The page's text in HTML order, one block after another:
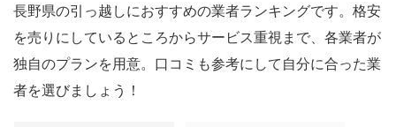
長野県の引っ越しにおすすめの業者ランキングです。格安
を売りにしているところからサービス重視まで、各業者が
独自のプランを用意。口コミも参考にして自分に合った業
者を選びましょう！